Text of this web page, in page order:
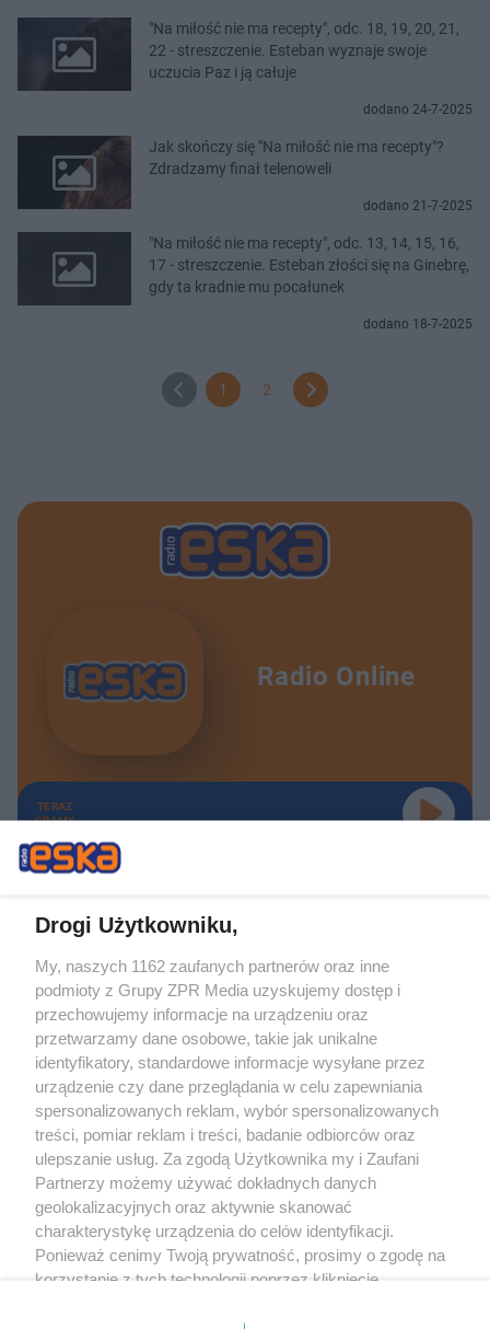
"Na miłość nie ma recepty", odc. 18, 19, 20, 21,
22 - streszczenie. Esteban wyznaje swoje
uczucia Paz i ją całuje
dodano 24-7-2025
Jak skończy się "Na miłość nie ma recepty"?
Zdradzamy finał telenoweli
dodano 21-7-2025
"Na miłość nie ma recepty", odc. 13, 14, 15, 16,
17 - streszczenie. Esteban złości się na Ginebrę,
gdy ta kradnie mu pocałunek
dodano 18-7-2025
1 2
Radio Online
TERAZ
GRAMY
Żaden utwór zamieszczony w serwisie nie może być powielany i
rozpowszechniany lub dalej rozpowszechniany w jakikolwiek sposób (w
tym także elektroniczny lub mechaniczny) na jakimkolwiek polu
eksploatacji w jakiejkolwiek formie, włącznie z umieszczaniem w Internecie
bez pisemnej zgody właściciela praw. Jakiekolwiek użycie lub
wykorzystanie utworów w całości lub w części z naruszeniem prawa, tzn.
bez właściwej zgody, jest zabronione pod groźbą kary i może być ścigane
prawnie.
O nas
Drogi Użytkowniku,
My, naszych 1162 zaufanych partnerów oraz inne
podmioty z Grupy ZPR Media uzyskujemy dostęp i
przechowujemy informacje na urządzeniu oraz
przetwarzamy dane osobowe, takie jak unikalne
identyfikatory, standardowe informacje wysyłane przez
urządzenie czy dane przeglądania w celu zapewniania
spersonalizowanych reklam, wybór spersonalizowanych
treści, pomiar reklam i treści, badanie odbiorców oraz
ulepszanie usług. Za zgodą Użytkownika my i Zaufani
Partnerzy możemy używać dokładnych danych
geolokalizacyjnych oraz aktywnie skanować
charakterystykę urządzenia do celów identyfikacji.
Ponieważ cenimy Twoją prywatność, prosimy o zgodę na
korzystanie z tych technologii poprzez kliknięcie